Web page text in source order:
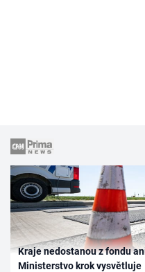
Kraje nedostanou z fondu
Ministerstvo krok vysvětluje